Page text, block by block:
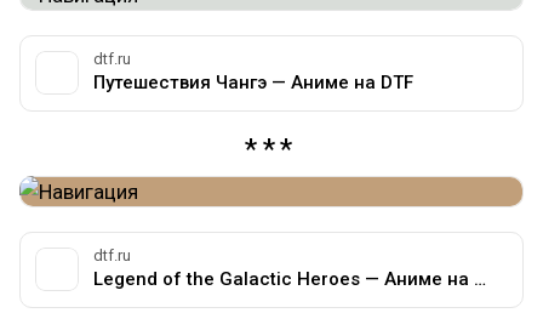
dtf.ru
Путешествия Чангэ — Аниме на DTF
dtf.ru
Legend of the Galactic Heroes — Аниме на DTF